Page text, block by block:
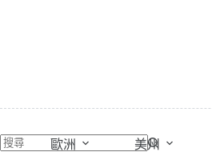
容
歐洲 美州